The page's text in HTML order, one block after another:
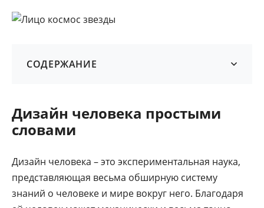
СОДЕРЖАНИЕ
Дизайн человека простыми
словами
Дизайн человека – это экспериментальная наука,
представляющая весьма обширную систему
знаний о человеке и мире вокруг него. Благодаря